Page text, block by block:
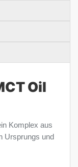
Oil
Komplex aus
Ursprungs und